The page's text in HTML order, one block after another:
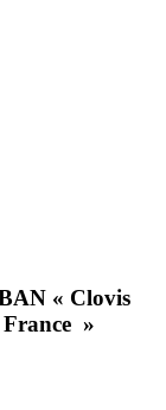
« Clovis
France »